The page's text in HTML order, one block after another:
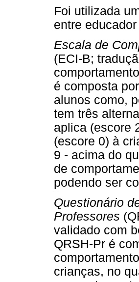
Foi utilizada
entre
Escala de
(ECI-B;
é composta
alunos como,
tem três
aplica (escore
(escore 0) à
9 - acima do
de
podendo ser
Questionário
Professores
validado com
QRSH-Pr é
crianças, no